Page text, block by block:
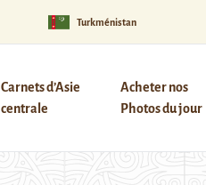
Turkménistan
Carnets d’Asie
centrale
Acheter nos
Photos du jour